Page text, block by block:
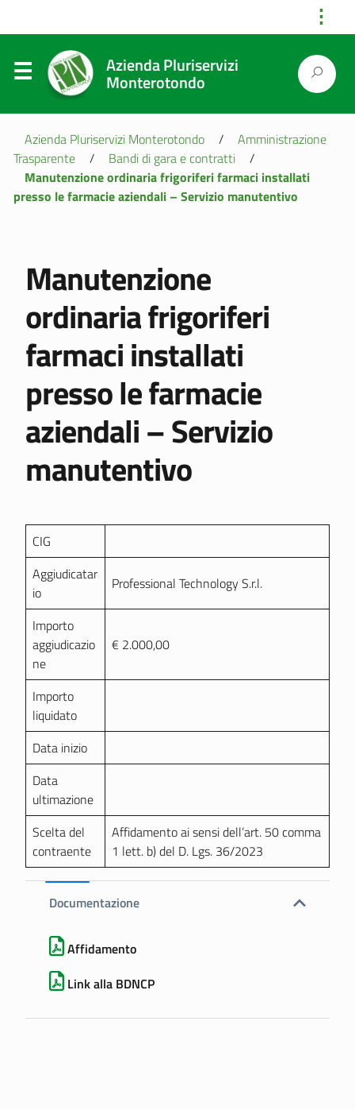
⋮
Azienda Pluriservizi
Monterotondo
Azienda Pluriservizi Monterotondo /
Amministrazione
Trasparente
/ Bandi di gara e contratti
/
Manutenzione ordinaria frigoriferi farmaci installati
presso le farmacie aziendali – Servizio manutentivo
Manutenzione
ordinaria frigoriferi
farmaci installati
presso le farmacie
aziendali – Servizio
manutentivo
CIG
Aggiudicatar
io
Professional Technology S.r.l.
Importo
aggiudicazio
ne
€ 2.000,00
Importo
liquidato
Data inizio
Data
ultimazione
Scelta del
contraente
Affidamento ai sensi dell’art. 50 comma
1 lett. b) del D. Lgs. 36/2023
Documentazione
Affidamento
Link alla BDNCP